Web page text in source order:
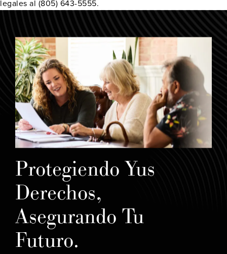
legales al (805) 643-5555.
Protegiendo Yus
Derechos,
Asegurando Tu
Futuro.